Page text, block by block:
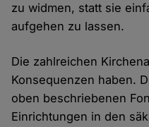
zu widmen, statt sie
aufgehen zu lassen.
Die zahlreichen
Konsequenzen haben.
oben beschriebenen
Einrichtungen in den